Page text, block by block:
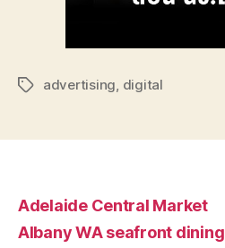
Tagsadvertising digital
Adelaide Central Market
Albany WA seafront dining